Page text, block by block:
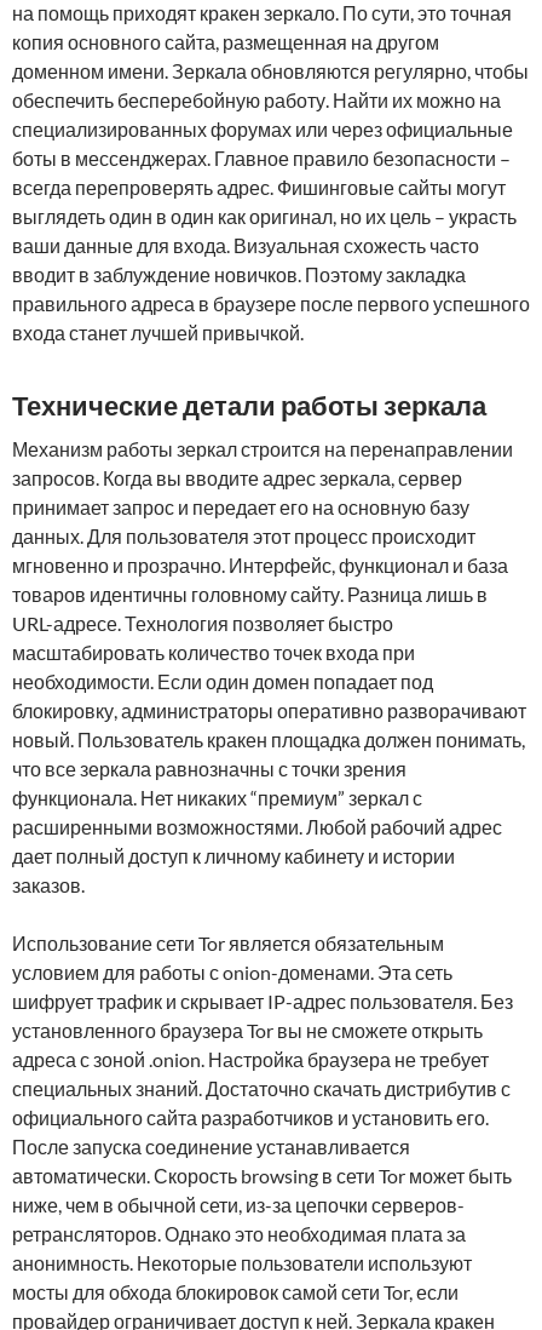
на помощь приходят кракен зеркало. По сути, это точная
копия основного сайта, размещенная на другом
доменном имени. Зеркала обновляются регулярно, чтобы
обеспечить бесперебойную работу. Найти их можно на
специализированных форумах или через официальные
боты в мессенджерах. Главное правило безопасности –
всегда перепроверять адрес. Фишинговые сайты могут
выглядеть один в один как оригинал, но их цель – украсть
ваши данные для входа. Визуальная схожесть часто
вводит в заблуждение новичков. Поэтому закладка
правильного адреса в браузере после первого успешного
входа станет лучшей привычкой.
Технические детали работы зеркала
Механизм работы зеркал строится на перенаправлении
запросов. Когда вы вводите адрес зеркала, сервер
принимает запрос и передает его на основную базу
данных. Для пользователя этот процесс происходит
мгновенно и прозрачно. Интерфейс, функционал и база
товаров идентичны головному сайту. Разница лишь в
URL-адресе. Технология позволяет быстро
масштабировать количество точек входа при
необходимости. Если один домен попадает под
блокировку, администраторы оперативно разворачивают
новый. Пользователь кракен площадка должен понимать,
что все зеркала равнозначны с точки зрения
функционала. Нет никаких “премиум” зеркал с
расширенными возможностями. Любой рабочий адрес
дает полный доступ к личному кабинету и истории
заказов.
Использование сети Tor является обязательным
условием для работы с onion-доменами. Эта сеть
шифрует трафик и скрывает IP-адрес пользователя. Без
установленного браузера Tor вы не сможете открыть
адреса с зоной .onion. Настройка браузера не требует
специальных знаний. Достаточно скачать дистрибутив с
официального сайта разработчиков и установить его.
После запуска соединение устанавливается
автоматически. Скорость browsing в сети Tor может быть
ниже, чем в обычной сети, из-за цепочки серверов-
ретрансляторов. Однако это необходимая плата за
анонимность. Некоторые пользователи используют
мосты для обхода блокировок самой сети Tor, если
провайдер ограничивает доступ к ней. Зеркала кракен